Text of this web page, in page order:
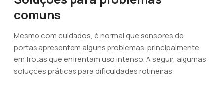
comuns
Mesmo com cuidados, é normal que sensores de
portas apresentem alguns problemas, principalmente
em frotas que enfrentam uso intenso. A seguir, algumas
soluções práticas para dificuldades rotineiras: